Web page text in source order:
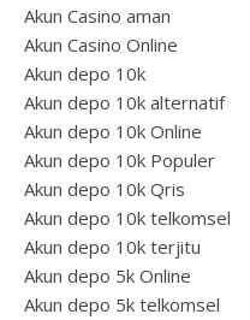
Akun Casino aman
Akun Casino Online
Akun depo 10k
Akun depo 10k alternatif
Akun depo 10k Online
Akun depo 10k Populer
Akun depo 10k Qris
Akun depo 10k telkomsel
Akun depo 10k terjitu
Akun depo 5k Online
Akun depo 5k telkomsel